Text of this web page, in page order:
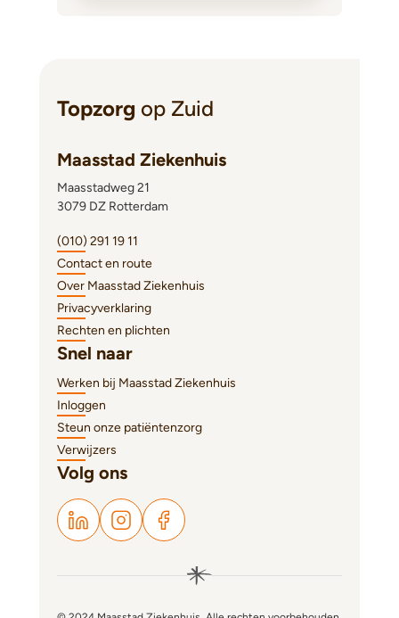
Topzorg op Zuid
Maasstad Ziekenhuis
Maasstadweg 21
3079 DZ Rotterdam
(010) 291 19 11
Contact en route
Over Maasstad Ziekenhuis
Privacyverklaring
Rechten en plichten
Snel naar
Werken bij Maasstad Ziekenhuis
Inloggen
Steun onze patiëntenzorg
Verwijzers
Volg ons